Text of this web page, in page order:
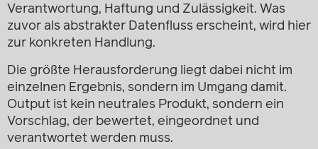
Verantwortung, Haftung und Zulässigkeit. Was
zuvor als abstrakter Datenfluss erscheint, wird hier
zur konkreten Handlung.
Die größte Herausforderung liegt dabei nicht im
einzelnen Ergebnis, sondern im Umgang damit.
Output ist kein neutrales Produkt, sondern ein
Vorschlag, der bewertet, eingeordnet und
verantwortet werden muss.